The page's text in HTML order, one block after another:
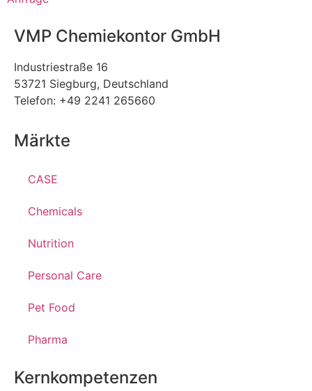
VMP Chemiekontor GmbH
Industriestraße 16
53721 Siegburg, Deutschland
Telefon: +49 2241 265660
Märkte
CASE
Chemicals
Nutrition
Personal Care
Pet Food
Pharma
Kernkompetenzen